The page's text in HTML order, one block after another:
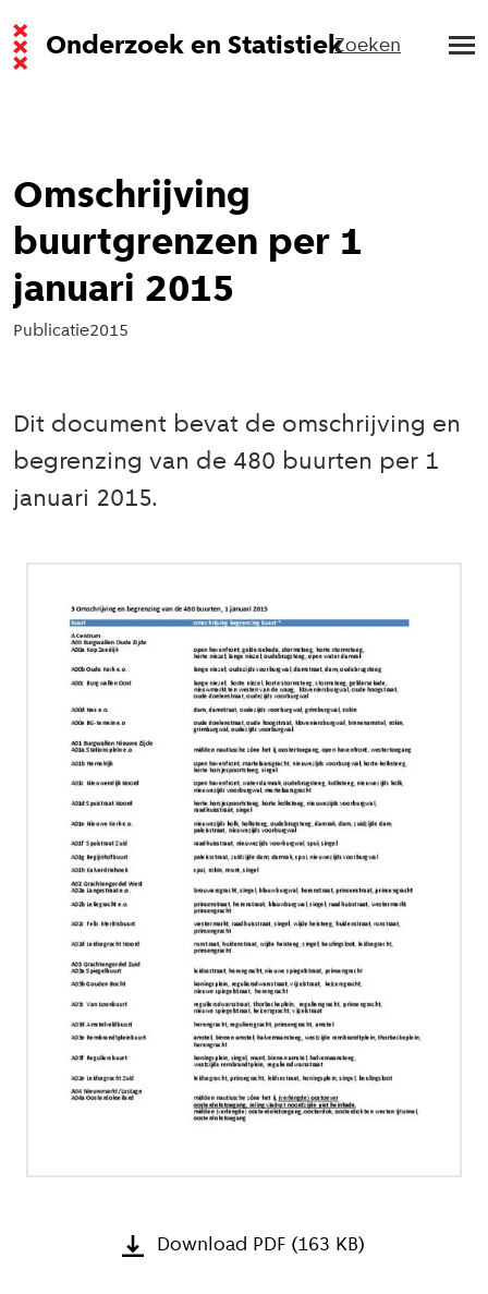
Onderzoek en StatistiekZoeken
Omschrijving
buurtgrenzen per 1
januari 2015
Publicatie2015
Dit document bevat de omschrijving en
begrenzing van de 480 buurten per 1
januari 2015.
Download PDF (163 KB)